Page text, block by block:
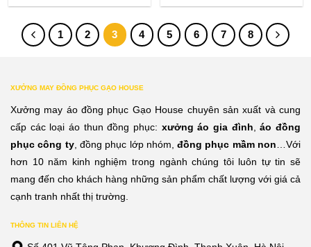
từ
120,000đ
210,000đ
1 2 3 4 5 6 7 8
XƯỞNG MAY ĐỒNG PHỤC GẠO HOUSE
Xưởng may áo đồng phục Gạo House chuyên sản xuất và cung
cấp các loại áo thun đồng phục: xưởng áo gia đình ,áo đồng
phục công ty, đồng phục lớp nhóm,đồng phục mầm non …Với
hơn 10 năm kinh nghiệm trong ngành chúng tôi luôn tự tin sẽ
mang đến cho khách hàng những sản phẩm chất lượng với giá cả
cạnh tranh nhất thị trường.
THÔNG TIN LIÊN HỆ